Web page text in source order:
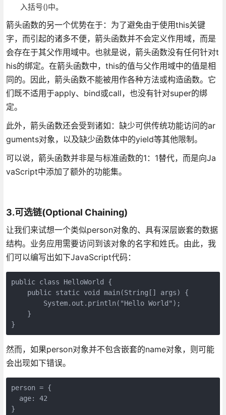
入括号()中。
箭头函数的另一个优势在于：为了避免由于使用this关键
字，而引起的诸多不便，箭头函数并不会定义作用域，而是
会存在于其父作用域中。也就是说，箭头函数没有任何针对t
his的绑定。在箭头函数中，this的值与父作用域中的值是相
同的。因此，箭头函数不能被用作各种方法或构造函数。它
们既不适用于apply、bind或call，也没有针对super的绑
定。
此外，箭头函数还会受到诸如：缺少可供传统功能访问的ar
guments对象，以及缺少函数体中的yield等其他限制。
可以说，箭头函数并非是与标准函数的1：1替代，而是向Ja
vaScript中添加了额外的功能集。
3.可选链(Optional Chaining)
让我们来试想一个类似person对象的、具有深层嵌套的数据
结构。业务应用需要访问到该对象的名字和姓氏。由此，我
们可以编写出如下JavaScript代码：
public class HelloWorld {
public static void main(String[] args) {
System.out.println("Hello World");
}
然而，如果person对象并不包含嵌套的name对象，则可能
会出现如下错误。
person = {
age: 42
}